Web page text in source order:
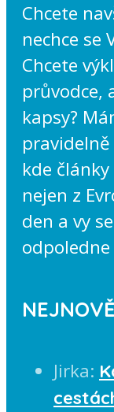
Chcete
nechce se
Chcete
průvodce,
kapsy?
kde
nejen z
den a vy
Jirka: